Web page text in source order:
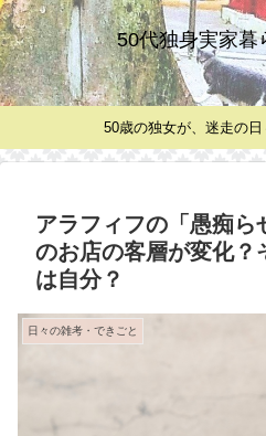
50代独身実家暮
50歳の独女が、迷走の日
アラフィフの「愚痴ら
のお店の客層が変化？
は自分？
日々の雑考・できごと